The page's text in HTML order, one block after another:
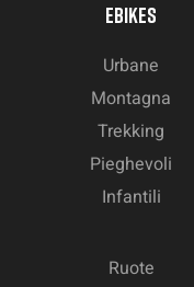
EBIKES
Urbane
Montagna
Trekking
Pieghevoli
Infantili
Ruote